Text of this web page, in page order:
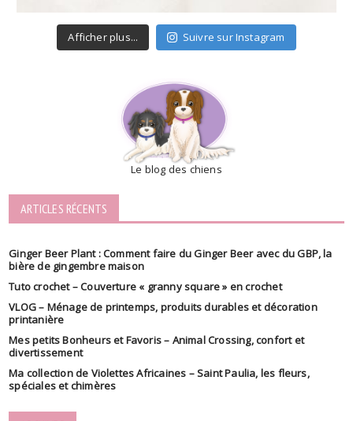
Afficher plus... Suivre sur Instagram
Le blog des chiens
ARTICLES RÉCENTS
Ginger Beer Plant : Comment faire du Ginger Beer avec du GBP, la
bière de gingembre maison
Tuto crochet – Couverture « granny square » en crochet
VLOG – Ménage de printemps, produits durables et décoration
printanière
Mes petits Bonheurs et Favoris – Animal Crossing, confort et
divertissement
Ma collection de Violettes Africaines – Saint Paulia, les fleurs,
spéciales et chimères